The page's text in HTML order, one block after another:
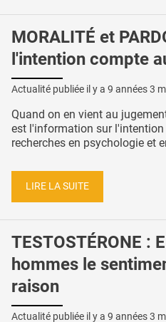
MORALITÉ et
l'intention compte
Actualité publiée il y a 9 années 3
Quand on en vient au
est l'information sur
recherches en psychologie et
LIRE LA SUITE
TESTOSTÉRONE :
hommes le
raison
Actualité publiée il y a 9 années 3